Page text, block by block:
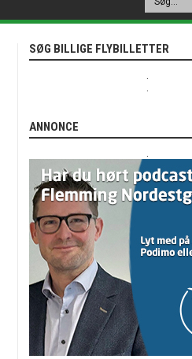
SØG BILLIGE FLYBILLETTER
ANNONCE